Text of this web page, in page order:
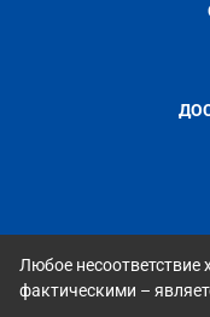
Любое несоответствие
фактическими –